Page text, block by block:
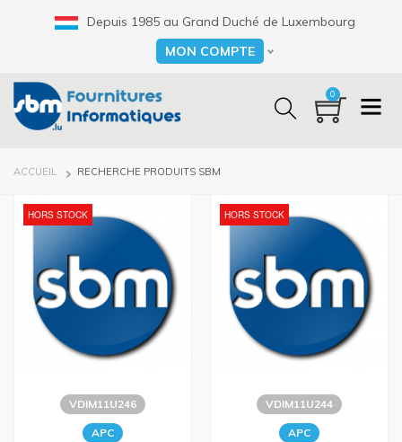
Depuis 1985 au Grand Duché de Luxembourg
Select your language
MON COMPTE
0
FIL
ACCUEIL RECHERCHE PRODUITS SBM
HORS STOCK
VDIM11U246
APC
HORS STOCK
VDIM11U244
APC